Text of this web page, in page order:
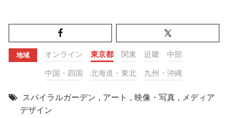
地域 オンライン 東京都 関東 近畿 中部
中国・四国 北海道・東北 九州・沖縄
スパイラルガーデン , アート , 映像・写真 , メディア
デザイン